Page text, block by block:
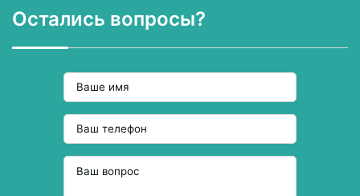
Остались вопросы?